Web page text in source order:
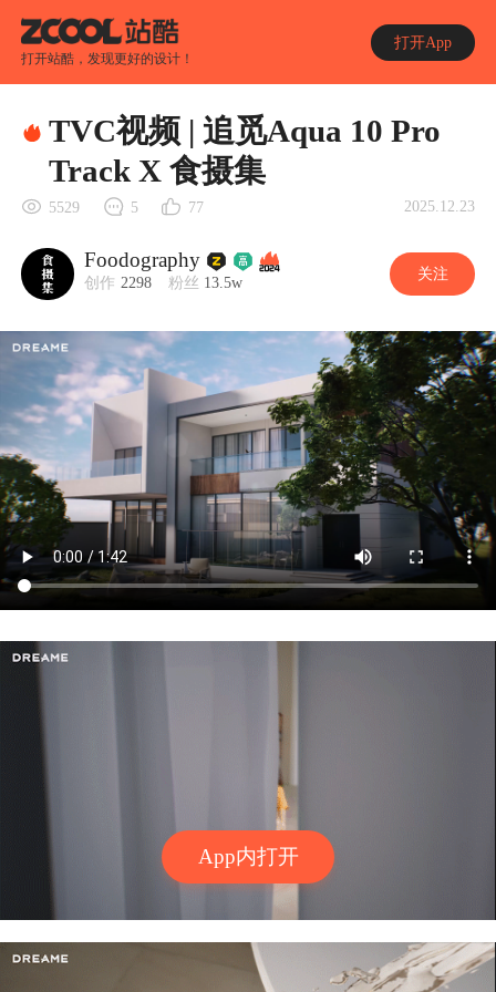
打开站酷，发现更好的设计！
打开App
App内打开
TVC视频 | 追觅Aqua 10 Pro
Track X 食摄集
5529 5 77 2025.12.23
Foodography
创作 2298 粉丝 13.5w 关注